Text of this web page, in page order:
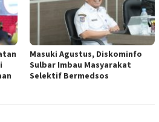
Masuki Agustus, Diskominfo
Sulbar Imbau Masyarakat
Selektif Bermedsos